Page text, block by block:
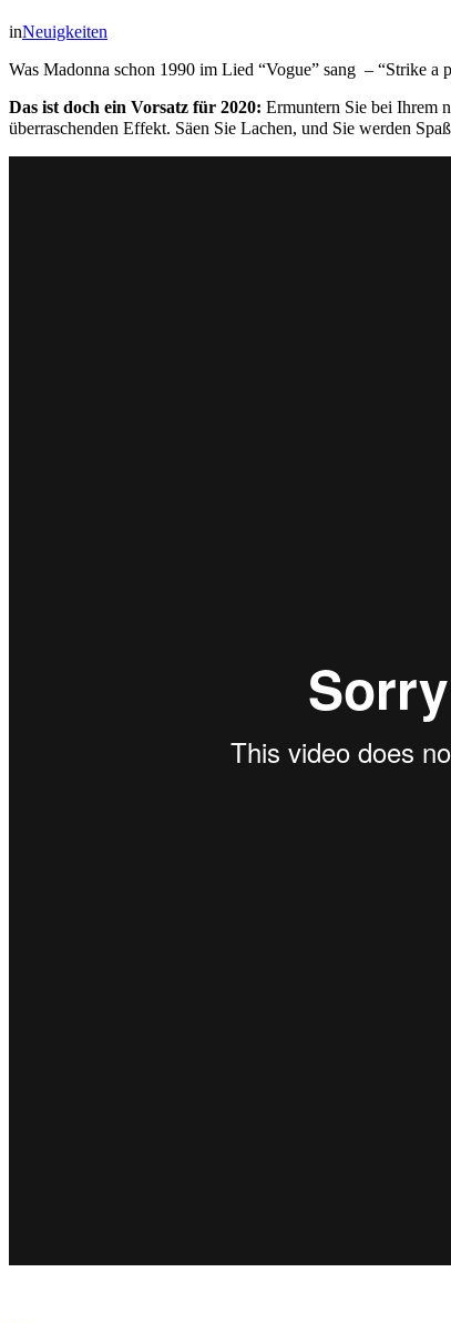
inNeuigkeiten
Was Madonna schon 1990 im Lied “Vogue” sang – “Strike a
Das ist doch ein Vorsatz für 2020: Ermuntern Sie bei Ihrem
überraschenden Effekt. Säen Sie Lachen, und Sie werden